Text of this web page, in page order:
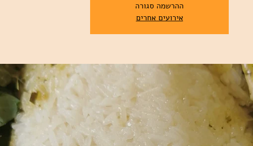
ההרשמה סגורה
אירועים אחרים